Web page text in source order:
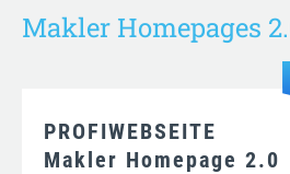
Makler Homepages
PROFIWEBSEITE
Makler Homepage 2.0